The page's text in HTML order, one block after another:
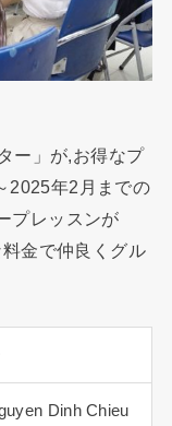
ー」が,お得なプ
2025年2月までの
プレッスンが
金で仲良くグル
Dinh Chieu